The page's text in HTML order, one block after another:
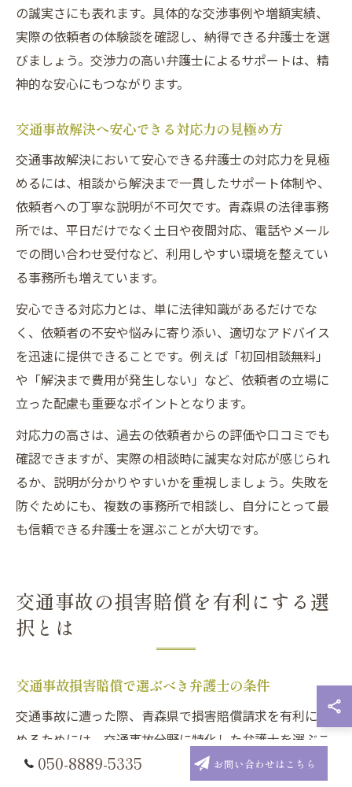
の誠実さにも表れます。具体的な交渉事例や増額実績、
実際の依頼者の体験談を確認し、納得できる弁護士を選
びましょう。交渉力の高い弁護士によるサポートは、精
神的な安心にもつながります。
交通事故解決へ安心できる対応力の見極め方
交通事故解決において安心できる弁護士の対応力を見極
めるには、相談から解決まで一貫したサポート体制や、
依頼者への丁寧な説明が不可欠です。青森県の法律事務
所では、平日だけでなく土日や夜間対応、電話やメール
での問い合わせ受付など、利用しやすい環境を整えてい
る事務所も増えています。
安心できる対応力とは、単に法律知識があるだけでな
く、依頼者の不安や悩みに寄り添い、適切なアドバイス
を迅速に提供できることです。例えば「初回相談無料」
や「解決まで費用が発生しない」など、依頼者の立場に
立った配慮も重要なポイントとなります。
対応力の高さは、過去の依頼者からの評価や口コミでも
確認できますが、実際の相談時に誠実な対応が感じられ
るか、説明が分かりやすいかを重視しましょう。失敗を
防ぐためにも、複数の事務所で相談し、自分にとって最
も信頼できる弁護士を選ぶことが大切です。
交通事故の損害賠償を有利にする選
択とは
交通事故損害賠償で選ぶべき弁護士の条件
交通事故に遭った際、青森県で損害賠償請求を有利に進
めるためには、交通事故分野に特化した弁護士を選ぶこ
とが重要です。特に、交通事故の被害者側の対応実績が
050-8889-5335 お問い合わせはこちら